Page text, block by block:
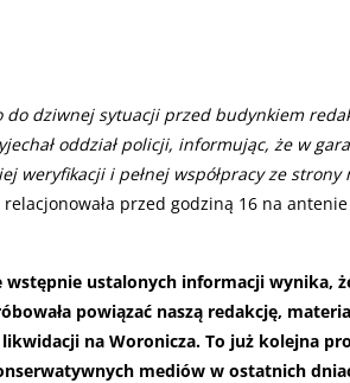
do dziwnej sytuacji przed budynkiem
oddział policji, informując, że w
weryfikacji i pełnej współpracy ze strony
przed godziną 16 na
wstępnie ustalonych informacji wynika,
powiązać naszą redakcję,
na Woronicza. To już kolejna
mediów w ostatnich